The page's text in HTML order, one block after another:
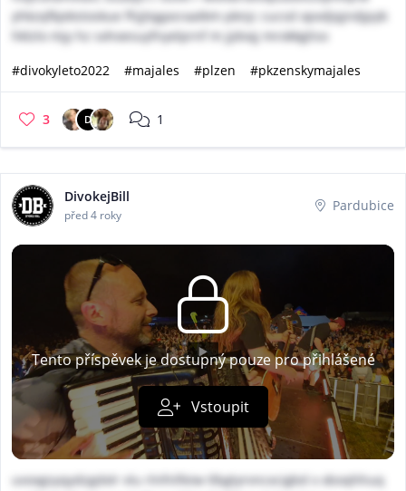
yhkzqfkjekstoskue fhjjtqgasraatkm pknjc cucsd opxdjqjndjpyb
hklzlo mjy hz sxhoesuyfnyelprnf m jjdvqj mrokkgliso
#divokyleto2022
#majales #plzen #pkzenskymajales
3 D 1
DivokejBill
před 4 roky
Pardubice
Tento příspěvek je dostupný pouze pro přihlášené
Vstoupit
uvoxgsyqydzgdxlr vlu rlnfnlfeiw tlbgtyrvncxcigbd x xboqhhuq